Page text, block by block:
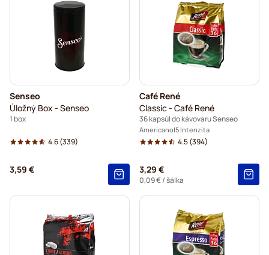
Senseo
Úložný Box - Senseo
1 box
4.6(339)
3,59 €
Café René
Classic - Café René
36 kapsúl do kávovaru Senseo
Americano 5 Intenzita
4.5(394)
3,29 €
0,09 €/ šálka